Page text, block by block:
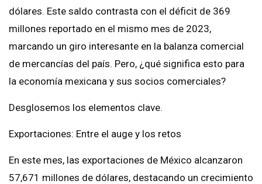
dólares. Este saldo contrasta con el déficit de 369
millones reportado en el mismo mes de 2023,
marcando un giro interesante en la balanza comercial
de mercancías del país. Pero, ¿qué significa esto para
la economía mexicana y sus socios comerciales?
Desglosemos los elementos clave.
Exportaciones: Entre el auge y los retos
En este mes, las exportaciones de México alcanzaron
57,671 millones de dólares, destacando un crecimiento